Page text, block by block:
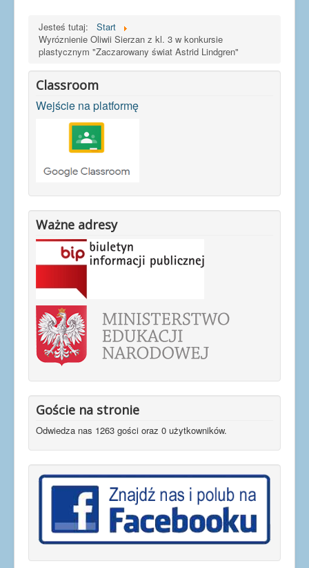
Jesteś tutaj:
Start
Wyróznienie Oliwii Sierzan z kl. 3 w konkursie
plastycznym "Zaczarowany świat Astrid Lindgren"
Classroom
Wejście na platformę
Ważne adresy
Goście na stronie
Odwiedza nas 1263 gości oraz 0 użytkowników.